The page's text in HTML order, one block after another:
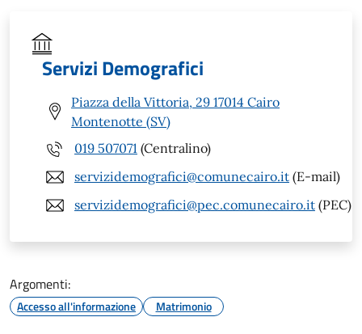
Servizi Demografici
Piazza della Vittoria, 29 17014 Cairo
Montenotte (SV)
019 507071 (Centralino)
servizidemografici@comunecairo.it (E-mail)
servizidemografici@pec.comunecairo.it (PEC)
Argomenti:
Accesso all'informazione Matrimonio